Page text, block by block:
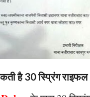
है 30 स्प्रिंग राइफल